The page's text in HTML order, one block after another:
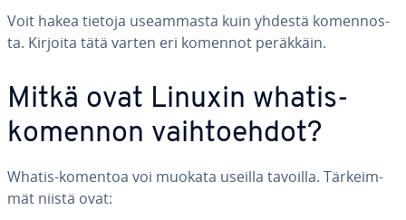
Voit hakea tietoja useam­mas­ta kuin yhdestä ko­men­nos­
ta. Kirjoita tätä varten eri komennot peräkkäin.
Mitkä ovat Linuxin whatis-
komennon vaih­toeh­dot?
Whatis-komentoa voi muokata useilla tavoilla. Tär­keim­
mät niistä ovat: